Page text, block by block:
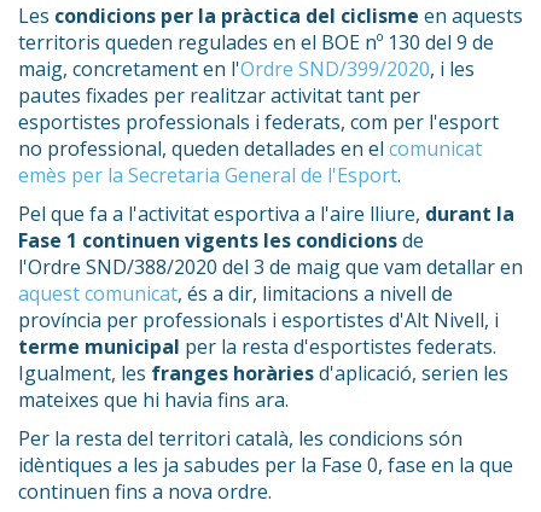
Les condicions per la pràctica del ciclisme en aquests
territoris queden regulades en el BOE nº 130 del 9 de
maig, concretament en l'Ordre SND/399/2020, i les
pautes fixades per realitzar activitat tant per
esportistes professionals i federats, com per l'esport
no professional, queden detallades en el comunicat
emès per la Secretaria General de l'Esport.
Pel que fa a l'activitat esportiva a l'aire lliure, durant la
Fase 1 continuen vigents les condicionsde
l'Ordre SND/388/2020 del 3 de maig que vam detallar en
aquest comunicat, és a dir, limitacions a nivell de
província per professionals i esportistes d'Alt Nivell, i
terme municipal per la resta d'esportistes federats.
Igualment, les franges horàriesd'aplicació, serien les
mateixes que hi havia fins ara.
Per la resta del territori català, les condicions són
idèntiques a les ja sabudes per la Fase 0, fase en la que
continuen fins a nova ordre.